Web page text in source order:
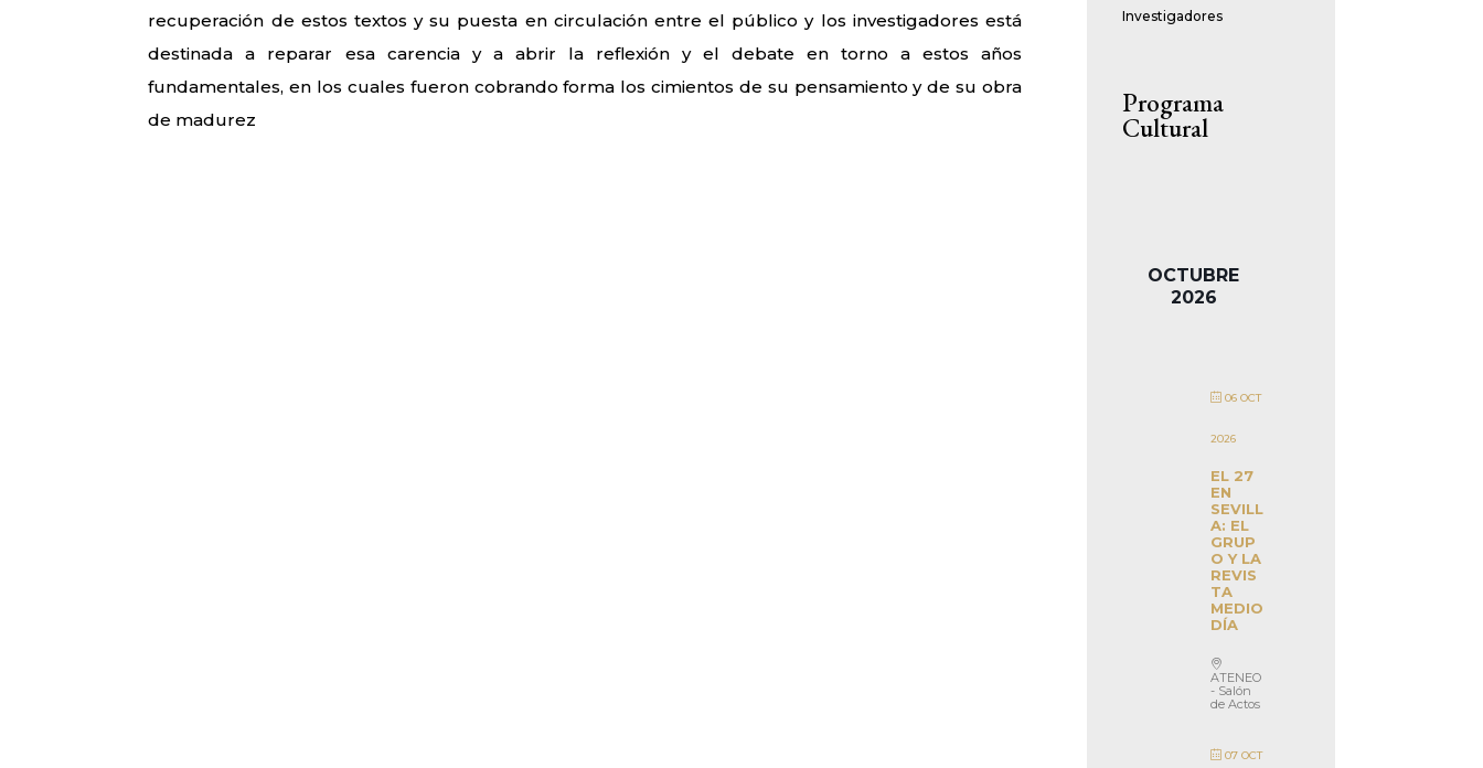
recuperación de estos textos y su puesta en circulación entre el público y los investigadores está
destinada a reparar esa carencia y a abrir la reflexión y el debate en torno a estos años
fundamentales, en los cuales fueron cobrando forma los cimientos de su pensamiento y de su obra
de madurez
Investigadores
Programa
Cultural
OCTUBRE
2026
06 OCT
2026
EL 27
EN
SEVILL
A: EL
GRUP
O Y LA
REVIS
TA
MEDIO
DÍA
ATENEO
- Salón
de Actos
07 OCT